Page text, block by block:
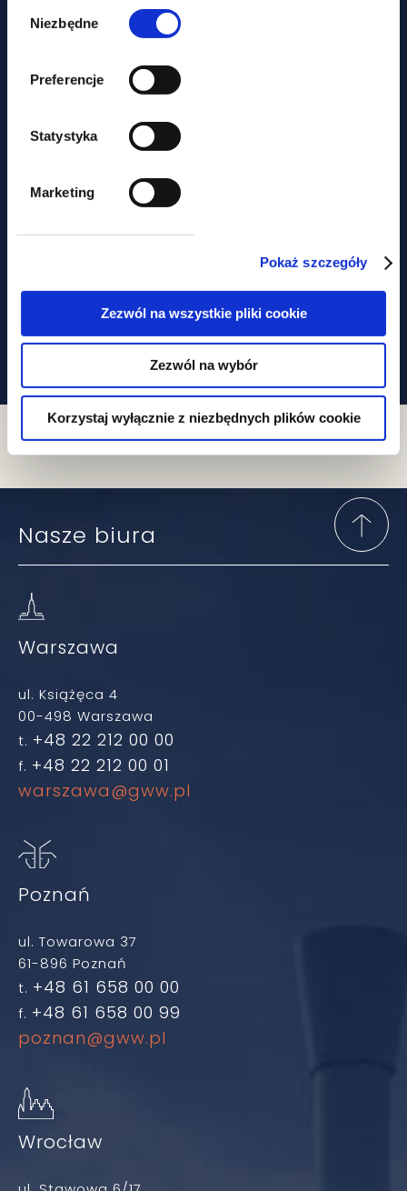
zgody
Niezbędne
Preferencje
Statystyka
Marketing
Pokaż szczegóły
Zezwól na wszystkie pliki cookie
Zezwól na wybór
Korzystaj wyłącznie z niezbędnych plików cookie
aktualności
Nie tylko prawem... Piknik
że ominą Cię
najważniejsze zmiany
W prawie?
Zapisz się do newslettera
Nasze biura
Warszawa
ul. Książęca 4
00-498 Warszawa
t. +48 22 212 00 00
f. +48 22 212 00 01
warszawa@gww.pl
Poznań
ul. Towarowa 37
61-896 Poznań
t. +48 61 658 00 00
f. +48 61 658 00 99
poznan@gww.pl
Wrocław